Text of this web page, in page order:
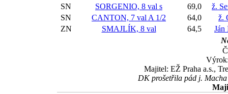
SN
SORGENIO, 8 val s 69,0
ž.
SN
CANTON, 7 val A 1/2 64,0
ž.
ZN
SMAJLÍK, 8 val 64,5
Majitel: EŽ Praha a.s.,
DK prošetřila pád j.